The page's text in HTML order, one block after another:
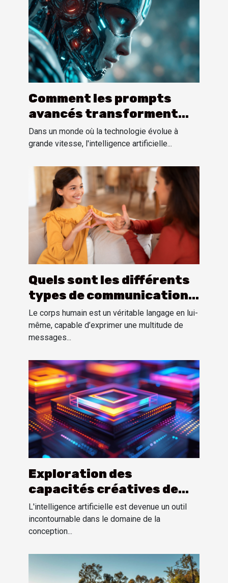
Comment les prompts
avancés transforment
l'interaction avec les IA
conversationnelles
Dans un monde où la technologie évolue à
grande vitesse, l'intelligence artificielle...
Quels sont les différents
types de communication
non verbale ?
Le corps humain est un véritable langage en lui-
même, capable d’exprimer une multitude de
messages...
Exploration des
capacités créatives de
l'IA dans la production
d'images et de logos
L'intelligence artificielle est devenue un outil
incontournable dans le domaine de la
conception...